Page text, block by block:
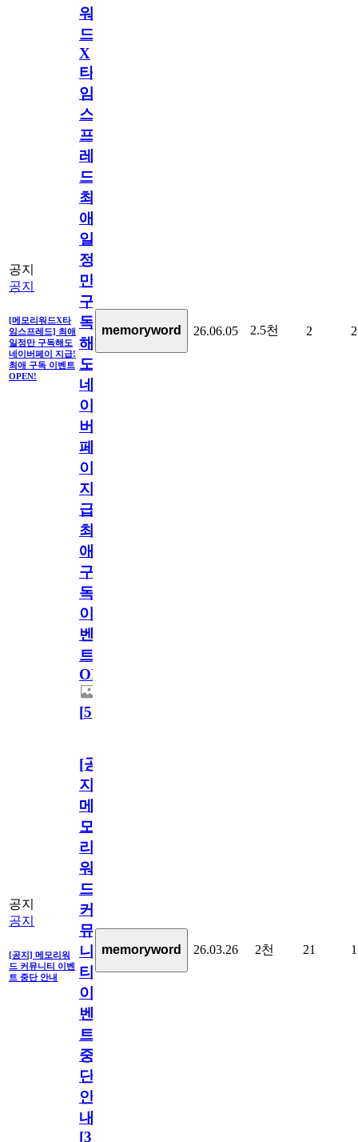
공지
공지
[메모리워드X타
임스프레드] 최애
일정만 구독해도
네이버페이 지급!
최애 구독 이벤트
OPEN!
워
드
X
타
임
스
프
레
드]
최
애
일
정
만
구
독
해
도
네
이
버
페
이
지
급!
최
애
구
독
이
벤
트
OPEN!
[5]
memoryword 26.06.05 2.5천 2 2
공지
공지
[공지] 메모리워
드 커뮤니티 이벤
트 중단 안내
[공
지]
메
모
리
워
드
커
뮤
니
티
이
벤
트
중
단
안
내
[31
memoryword 26.03.26 2천 21 1